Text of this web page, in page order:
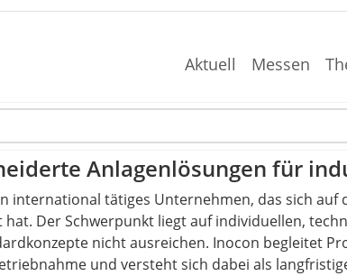
Aktuell Messen
Anlagenlösungen für
international tätiges Unternehmen, das sich auf
Der Schwerpunkt liegt auf individuellen,
nicht ausreichen. Inocon begleitet
und versteht sich dabei als